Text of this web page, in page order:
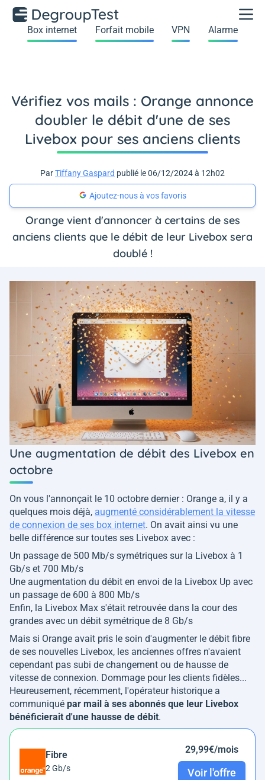
Box internet Forfait mobile VPN Alarme
Vérifiez vos mails : Orange annonce
doubler le débit d'une de ses
Livebox pour ses anciens clients
ParTiffany Gaspard publié le 06/12/2024 à 12h02
Ajoutez-nous à vos favoris
Orange vient d'annoncer à certains de ses
anciens clients que le débit de leur Livebox sera
doublé !
Une augmentation de débit des Livebox en
octobre
On vous l'annonçait le 10 octobre dernier : Orange a, il y a
quelques mois déjà, augmenté considérablement la vitesse
de connexion de ses box internet. On avait ainsi vu une
belle différence sur toutes ses Livebox avec :
Un passage de 500 Mb/s symétriques sur la Livebox à 1
Gb/s et 700 Mb/s
Une augmentation du débit en envoi de la Livebox Up avec
un passage de 600 à 800 Mb/s
Enfin, la Livebox Max s'était retrouvée dans la cour des
grandes avec un débit symétrique de 8 Gb/s
Mais si Orange avait pris le soin d'augmenter le débit fibre
de ses nouvelles Livebox, les anciennes offres n'avaient
cependant pas subi de changement ou de hausse de
vitesse de connexion. Dommage pour les clients fidèles...
Heureusement, récemment, l'opérateur historique a
communiqué par mail à ses abonnés que leur Livebox
bénéficierait d'une hausse de débit.
Fibre
2 Gb/s
29,99€/mois
Voir l'offre